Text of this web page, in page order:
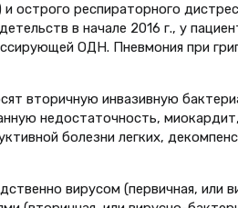
острого респираторного
в начале 2016 г., у
ОДН. Пневмония при
вторичную инвазивную
недостаточность, миокардит,
болезни легких,
вирусом (первичная, или